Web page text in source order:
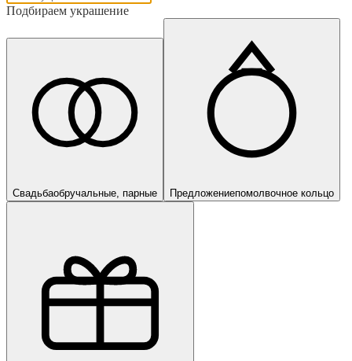
Подбираем украшение
Свадьбаобручальные, парные Предложениепомолвочное кольцо